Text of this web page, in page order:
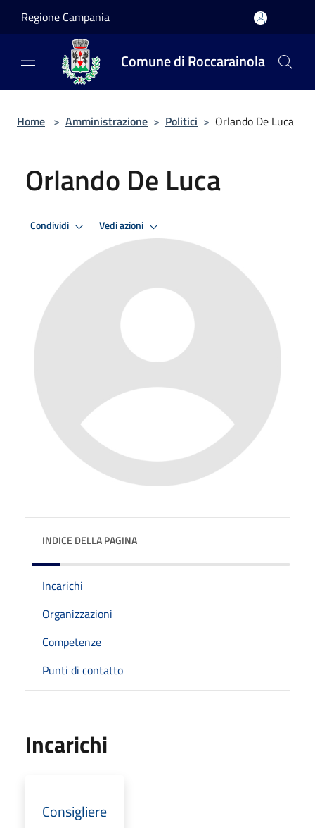
Regione Campania
Comune di Roccarainola
Home > Amministrazione > Politici > Orlando De Luca
Orlando De Luca
Condividi Vedi azioni
INDICE DELLA PAGINA
Incarichi
Organizzazioni
Competenze
Punti di contatto
Incarichi
Consigliere